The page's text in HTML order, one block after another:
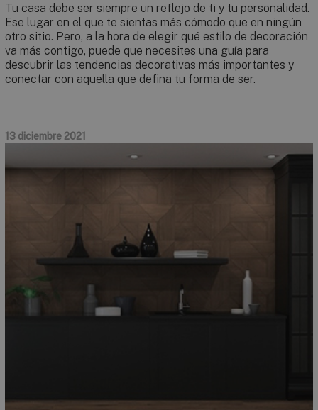
Tu casa debe ser siempre un reflejo de ti y tu personalidad.
Ese lugar en el que te sientas más cómodo que en ningún
otro sitio. Pero, a la hora de elegir qué estilo de decoración
va más contigo, puede que necesites una guía para
descubrir las tendencias decorativas más importantes y
conectar con aquella que defina tu forma de ser.
13 diciembre 2021